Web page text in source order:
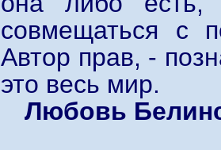
совмещаться с
Автор прав, -
это весь мир.
Любовь